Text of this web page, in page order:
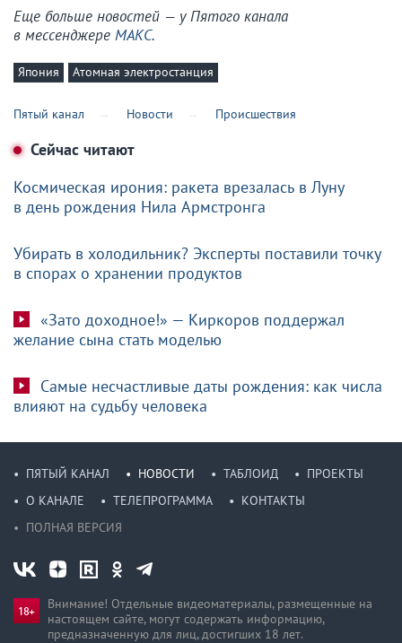
Еще больше новостей — у Пятого канала
в мессенджере МАКС.
Япония Атомная электростанция
Пятый канал Новости Происшествия
Сейчас читают
Космическая ирония: ракета врезалась в Луну
в день рождения Нила Армстронга
Убирать в холодильник? Эксперты поставили точку
в спорах о хранении продуктов
«Зато доходное!» — Киркоров поддержал
желание сына стать моделью
Самые несчастливые даты рождения: как числа
влияют на судьбу человека
ПЯТЫЙ КАНАЛ НОВОСТИ ТАБЛОИД
ПРОЕКТЫ
О КАНАЛЕ
ТЕЛЕПРОГРАММА
КОНТАКТЫ
ПОЛНАЯ ВЕРСИЯ
Внимание! Отдельные видеоматериалы, размещенные на
настоящем сайте, могут содержать информацию,
предназначен­ную для лиц, достигших 18 лет.